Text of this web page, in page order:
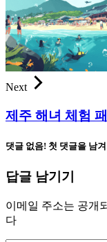
Next
제주 해녀 체험
댓글 없음! 첫 댓글을 남
답글 남기기
이메일 주소는 공개
다